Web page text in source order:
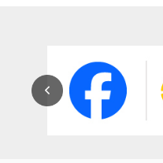
荒木 雅子
イタリアと日本が協力
査プロジェクト。 歴史